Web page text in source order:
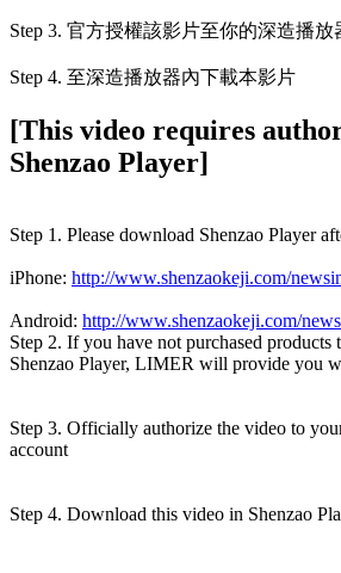
Step 3. 官方授權該影片至你的深造播放
Step 4. 至深造播放器內下載本影片
[This video requires
Shenzao Player]
Step 1. Please download Shenzao Player
iPhone: http://www.shenzaokeji.com/
Android: http://www.shenzaokeji.com/
Step 2. If you have not purchased products
Shenzao Player, LIMER will provide you
Step 3. Officially authorize the video to
account
Step 4. Download this video in Shenzao